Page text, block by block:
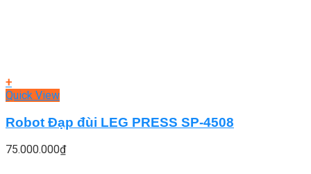
+
Quick View
Robot Đạp đùi LEG PRESS SP-4508
75.000.000₫